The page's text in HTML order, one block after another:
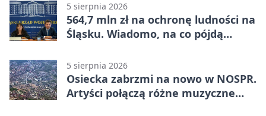
5 sierpnia 2026
564,7 mln zł na ochronę ludności na
Śląsku. Wiadomo, na co pójdą
5 sierpnia 2026
Osiecka zabrzmi na nowo w NOSPR.
Artyści połączą różne muzyczne